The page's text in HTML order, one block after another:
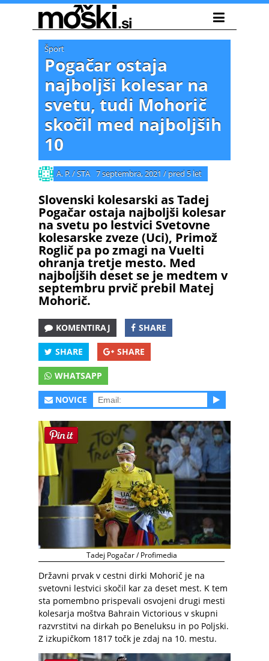
Šport
Pogačar ostaja
najboljši kolesar na
svetu, tudi Mohorič
skočil med najboljših
10
A. P. / STA 7 septembra, 2021 / pred 5 let
Slovenski kolesarski as Tadej
Pogačar ostaja najboljši kolesar
na svetu po lestvici Svetovne
kolesarske zveze (Uci), Primož
Roglič pa po zmagi na Vuelti
ohranja tretje mesto. Med
najboljših deset se je medtem v
septembru prvič prebil Matej
Mohorič.
KOMENTIRAJ SHARE
SHARE SHARE
WHATSAPP
NOVICE
Tadej Pogačar / Profimedia
Državni prvak v cestni dirki Mohorič je na
svetovni lestvici skočil kar za deset mest. K tem
sta pomembno prispevali osvojeni drugi mesti
kolesarja moštva Bahrain Victorious v skupni
razvrstitvi na dirkah po Beneluksu in po Poljski.
Z izkupičkom 1817 točk je zdaj na 10. mestu.